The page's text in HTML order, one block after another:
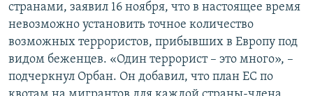
странами, заявил 16 ноября, что в настоящее время
невозможно установить точное количество
возможных террористов, прибывших в Европу под
видом беженцев. «Один террорист – это много», –
подчеркнул Орбан. Он добавил, что план ЕС по